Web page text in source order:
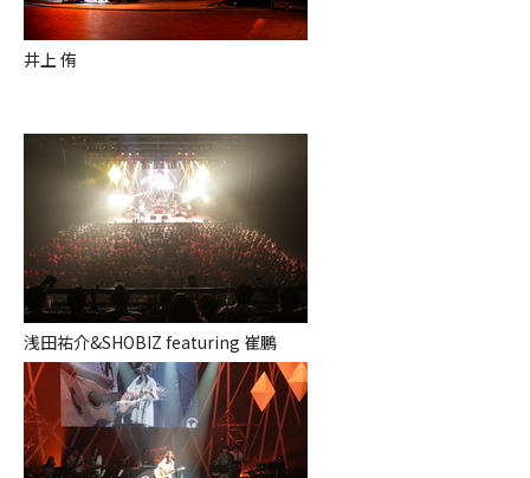
井上 侑
浅田祐介&SHOBIZ featuring 崔鵬